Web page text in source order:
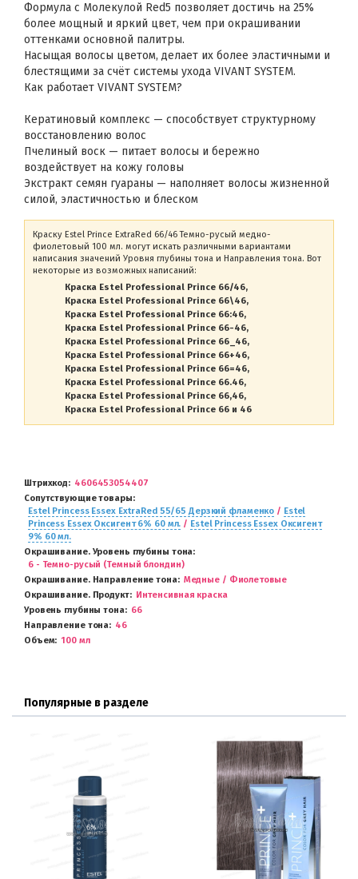
Формула с Молекулой Red5 позволяет достичь на 25%
более мощный и яркий цвет, чем при окрашивании
оттенками основной палитры.
Насыщая волосы цветом, делает их более эластичными и
блестящими за счёт системы ухода VIVANT SYSTEM.
Как работает VIVANT SYSTEM?
Кератиновый комплекс — способствует структурному
восстановлению волос
Пчелиный воск — питает волосы и бережно
воздействует на кожу головы
Экстракт семян гуараны — наполняет волосы жизненной
силой, эластичностью и блеском
Краску Estel Prince ExtraRed 66/46 Темно-русый медно-
фиолетовый 100 мл. могут искать различными вариантами
написания значений Уровня глубины тона и Направления тона. Вот
некоторые из возможных написаний:
Краска Estel Professional Prince 66/46
Краска Estel Professional Prince 66\46
Краска Estel Professional Prince 66:46
Краска Estel Professional Prince 66-46
Краска Estel Professional Prince 66_46
Краска Estel Professional Prince 66+46
Краска Estel Professional Prince 66=46
Краска Estel Professional Prince 66.46
Краска Estel Professional Prince 66,46
Краска Estel Professional Prince 66 и 46
Штрихкод
4606453054407
Сопутствующие товары
Estel Princess Essex ExtraRed 55/65 Дерзкий фламенко / Estel
Princess Essex Оксигент 6% 60 мл. / Estel Princess Essex Оксигент
9% 60 мл.
Окрашивание. Уровень глубины тона
6 - Темно-русый (Темный блондин)
Окрашивание. Направление тона
Медные / Фиолетовые
Окрашивание. Продукт
Интенсивная краска
Уровень глубины тона
66
Направление тона
46
Объем
100 мл
Популярные в разделе